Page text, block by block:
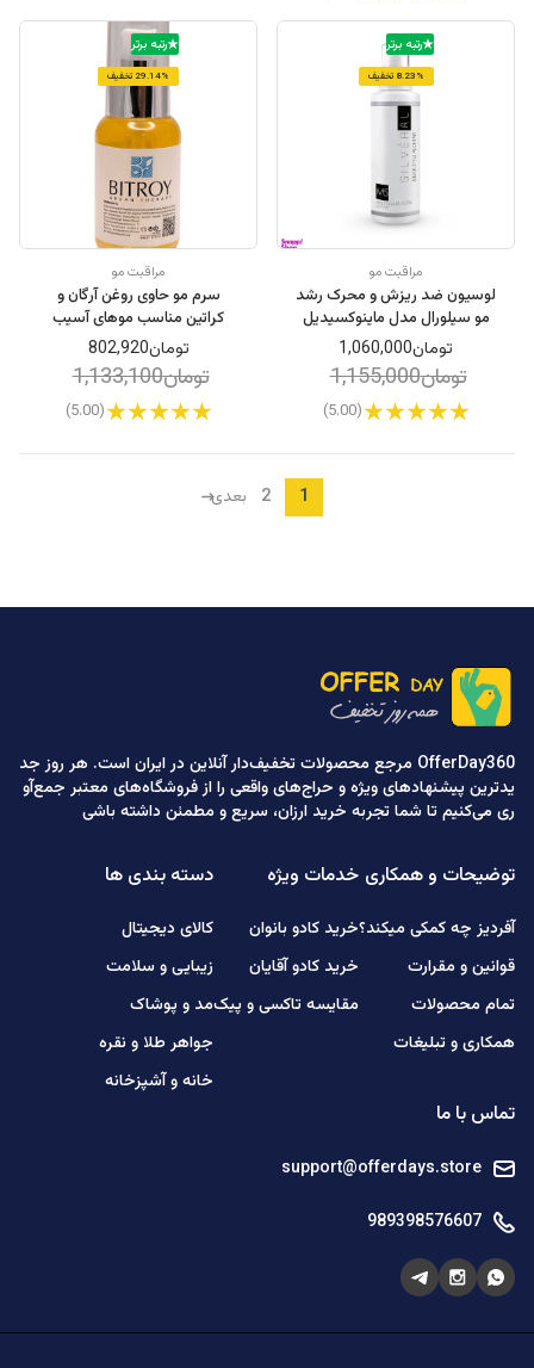
رتبه برتر
8.23% تخفیف
مراقبت مو
لوسیون ضد ریزش و محرک رشد
مو سیلورال مدل ماینوکسیدیل
حجم 60 میلی لیتر
تومان1,060,000
تومان1,155,000
(5.00)
رتبه برتر
29.14% تخفیف
مراقبت مو
سرم مو حاوی روغن آرگان و
کراتین مناسب موهای آسیب
دیده حجم 80 میل
تومان802,920
تومان1,133,100
(5.00)
1
2 بعدی
OfferDay360 مرجع محصولات تخفیف‌دار آنلاین در ایران است. هر روز جد
یدترین پیشنهادهای ویژه و حراج‌های واقعی را از فروشگاه‌های معتبر جمع‌آو
ری می‌کنیم تا شما تجربه خرید ارزان، سریع و مطمئن داشته باشی
توضیحات و همکاری
آفردیز چه کمکی میکند؟
قوانین و مقرارت
تمام محصولات
همکاری و تبلیغات
خدمات ویژه
خرید کادو بانوان
خرید کادو آقایان
مقایسه تاکسی و پیک
دسته بندی ها
کالای دیجیتال
زیبایی و سلامت
مد و پوشاک
جواهر طلا و نقره
خانه و آشپزخانه
تماس با ما
support@offerdays.store
989398576607